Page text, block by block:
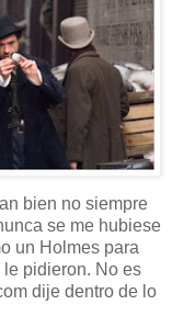
bien no siempre
se me hubiese
un Holmes para
pidieron. No es
dije dentro de lo